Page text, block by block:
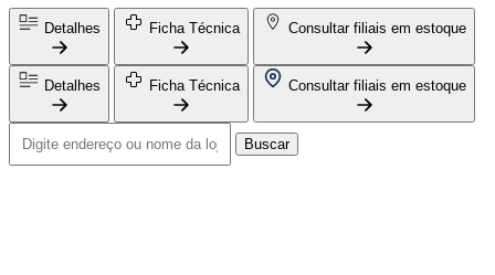
Detalhes Ficha Técnica Consultar filiais em estoque
Detalhes Ficha Técnica Consultar filiais em estoque
Buscar